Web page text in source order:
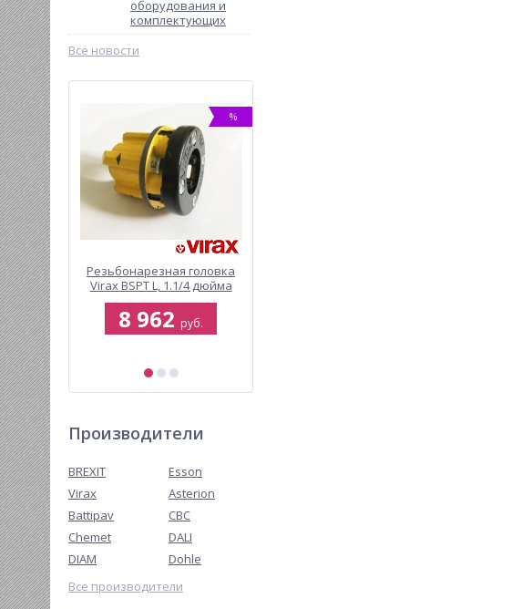
оборудования и
комплектующих
Все новости
-18%
для
BREXIT
G320
руб.
%
Резьбонарезная головка
Virax BSPT L, 1.1/4 дюйма
8 962 руб.
Производители
BREXIT
Esson
Virax
Asterion
Battipav
CBC
Chemet
DALI
DIAM
Dohle
Все производители